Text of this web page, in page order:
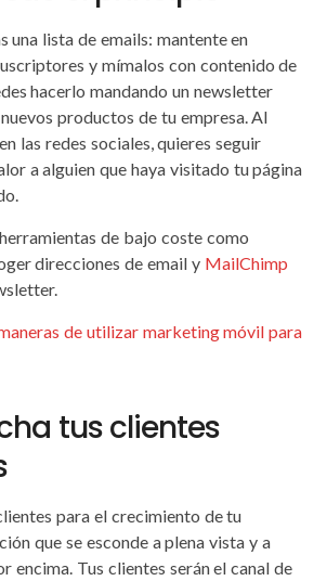
una lista de emails: mantente en
y mímalos con contenido de
hacerlo mandando un newsletter
productos de tu empresa. Al
las redes sociales, quieres seguir
a alguien que haya visitado tu página
de bajo coste como
direcciones de email y MailChimp
de utilizar marketing móvil para
tus clientes
para el crecimiento de tu
que se esconde a plena vista y a
encima. Tus clientes serán el canal de